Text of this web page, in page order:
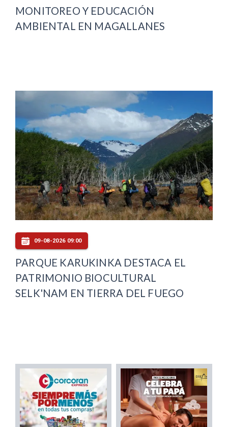
MONITOREO Y EDUCACIÓN
AMBIENTAL EN MAGALLANES
09-08-2026 09:00
PARQUE KARUKINKA DESTACA EL
PATRIMONIO BIOCULTURAL
SELK'NAM EN TIERRA DEL FUEGO